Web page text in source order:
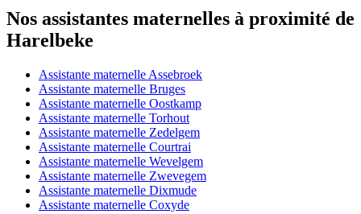
Nos assistantes maternelles à proximité de
Harelbeke
Assistante maternelle Assebroek
Assistante maternelle Bruges
Assistante maternelle Oostkamp
Assistante maternelle Torhout
Assistante maternelle Zedelgem
Assistante maternelle Courtrai
Assistante maternelle Wevelgem
Assistante maternelle Zwevegem
Assistante maternelle Dixmude
Assistante maternelle Coxyde